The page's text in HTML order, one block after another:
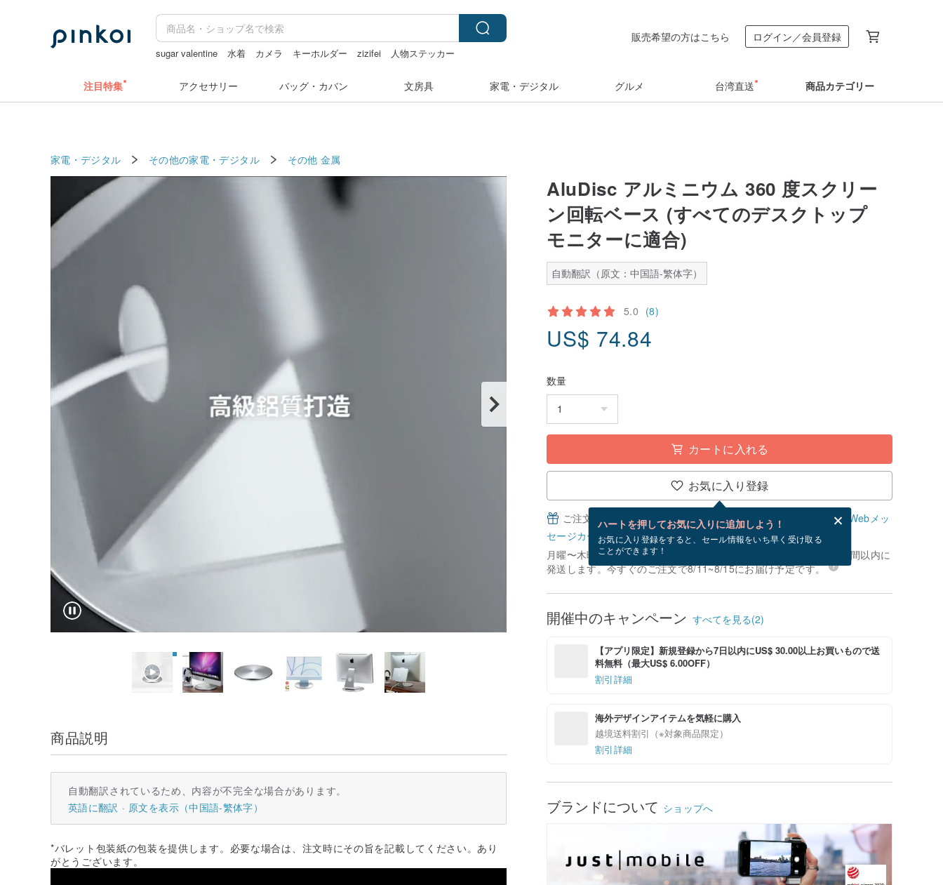
sugar valentine 水着 カメラ キーホルダー zizifei
人物ステッカー
販売希望の方はこちら ログイン／会員登録
注目特集 アクセサリー バッグ・カバン 文房具 家電・デジタル グルメ 台湾直送 商品カテゴリー
家電・デジタル その他の家電・デジタル その他 金属
AluDisc アルミニウム 360 度スクリー
ン回転ベース (すべてのデスクトップ
モニターに適合)
自動翻訳（原文：中国語-繁体字）
5.0 (8)
US$ 74.84
数量
カートに入れる
お気に入り登録
ハートを押してお気に入りに追加しよう！
お気に入り登録をすると、セール情報をいち早く受け取る
ことができます！
ご注文完了後、無料でWebメッセージカードを作成できます。
Webメッ
セージカードとは？
月曜〜木曜にご注文いただく場合、お支払いが確認でき次第、24時間以内に
発送します。今すぐのご注文で8/11~8/15にお届け予定です。
開催中のキャンペーン すべてを見る(2)
【アプリ限定】新規登録から7日以内にUS$ 30.00以上お買いもので送
料無料（最大US$ 6.00OFF）
割引詳細
海外デザインアイテムを気軽に購入
越境送料割引（※対象商品限定）
割引詳細
ブランドについて ショップへ
商品説明
自動翻訳されているため、内容が不完全な場合があります。
英語に翻訳
原文を表示（中国語-繁体字）
*バレット包装紙の包装を提供します。必要な場合は、注文時にその旨を記載してください。あり
がとうございます。